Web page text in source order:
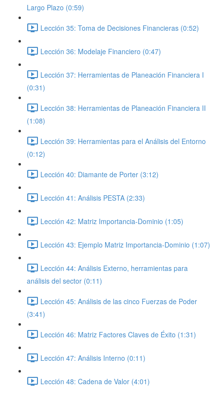
Largo Plazo (0:59)
Lección 35: Toma de Decisiones Financieras (0:52)
Lección 36: Modelaje Financiero (0:47)
Lección 37: Herramientas de Planeación Financiera I
(0:31)
Lección 38: Herramientas de Planeación Financiera II
(1:08)
Lección 39: Herramientas para el Análisis del Entorno
(0:12)
Lección 40: Diamante de Porter (3:12)
Lección 41: Análisis PESTA (2:33)
Lección 42: Matriz Importancia-Dominio (1:05)
Lección 43: Ejemplo Matriz Importancia-Dominio (1:07)
Lección 44: Análisis Externo, herramientas para
análisis del sector (0:11)
Lección 45: Análisis de las cinco Fuerzas de Poder
(3:41)
Lección 46: Matriz Factores Claves de Éxito (1:31)
Lección 47: Análisis Interno (0:11)
Lección 48: Cadena de Valor (4:01)